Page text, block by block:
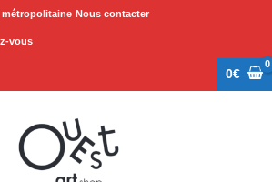
métropolitaine Nous contacter
vous
0€